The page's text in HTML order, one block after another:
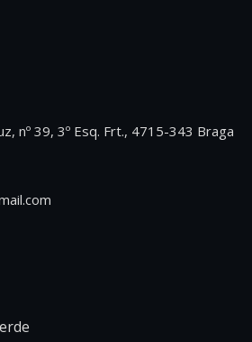
nº 39, 3º Esq. Frt., 4715-343 Braga